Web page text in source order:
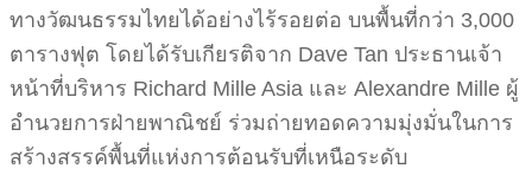
ทางวัฒนธรรมไทยได้อย่างไร้รอยต่อ บนพื้นที่กว่า 3,000
ตารางฟุต โดยได้รับเกียรติจาก Dave Tan ประธานเจ้า
หน้าที่บริหาร Richard Mille Asia และ Alexandre Mille ผู้
อำนวยการฝ่ายพาณิชย์ ร่วมถ่ายทอดความมุ่งมั่นในการ
สร้างสรรค์พื้นที่แห่งการต้อนรับที่เหนือระดับ